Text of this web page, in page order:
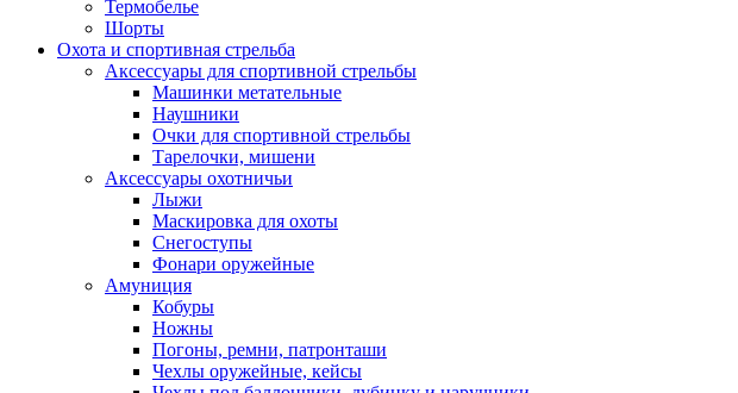
Термобелье
Шорты
Охота и спортивная стрельба
Аксессуары для спортивной стрельбы
Машинки метательные
Наушники
Очки для спортивной стрельбы
Тарелочки, мишени
Аксессуары охотничьи
Лыжи
Маскировка для охоты
Снегоступы
Фонари оружейные
Амуниция
Кобуры
Ножны
Погоны, ремни, патронташи
Чехлы оружейные, кейсы